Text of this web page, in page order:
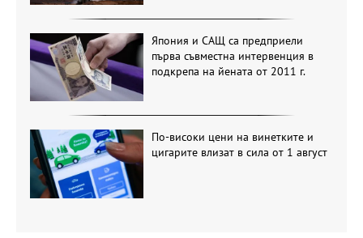
Япония и САЩ са предприели
първа съвместна интервенция в
подкрепа на йената от 2011 г.
По-високи цени на винетките и
цигарите влизат в сила от 1 август